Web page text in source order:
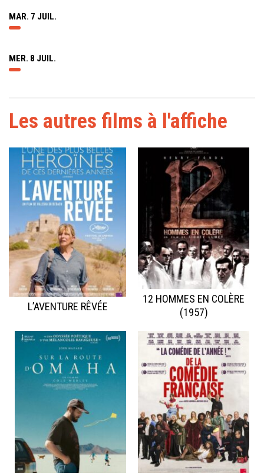
MAR. 7 JUIL.
MER. 8 JUIL.
Les autres films à l'affiche
L’AVENTURE RÊVÉE
12 HOMMES EN COLÈRE
(1957)